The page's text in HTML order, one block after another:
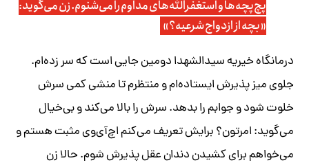
پچ‌پچه‌ها و استغفرالله‌های مداوم را می‌شنوم. زن می‌گوید:
«بچه از ازدواج شرعیه؟»
درمانگاه خیریه سیدالشهدا دومین جایی است که سر زده‌ام.
جلوی میز پذیرش ایستاده‌ام و منتظرم تا منشی کمی سرش
خلوت شود و جوابم را بدهد. سرش را بالا می‌کند و بی‌خیال
می‌گوید: امرتون؟ برایش تعریف می‌کنم اچ‌آی‌وی مثبت هستم و
می‌خواهم برای کشیدن دندان عقل پذیرش شوم. حالا زن